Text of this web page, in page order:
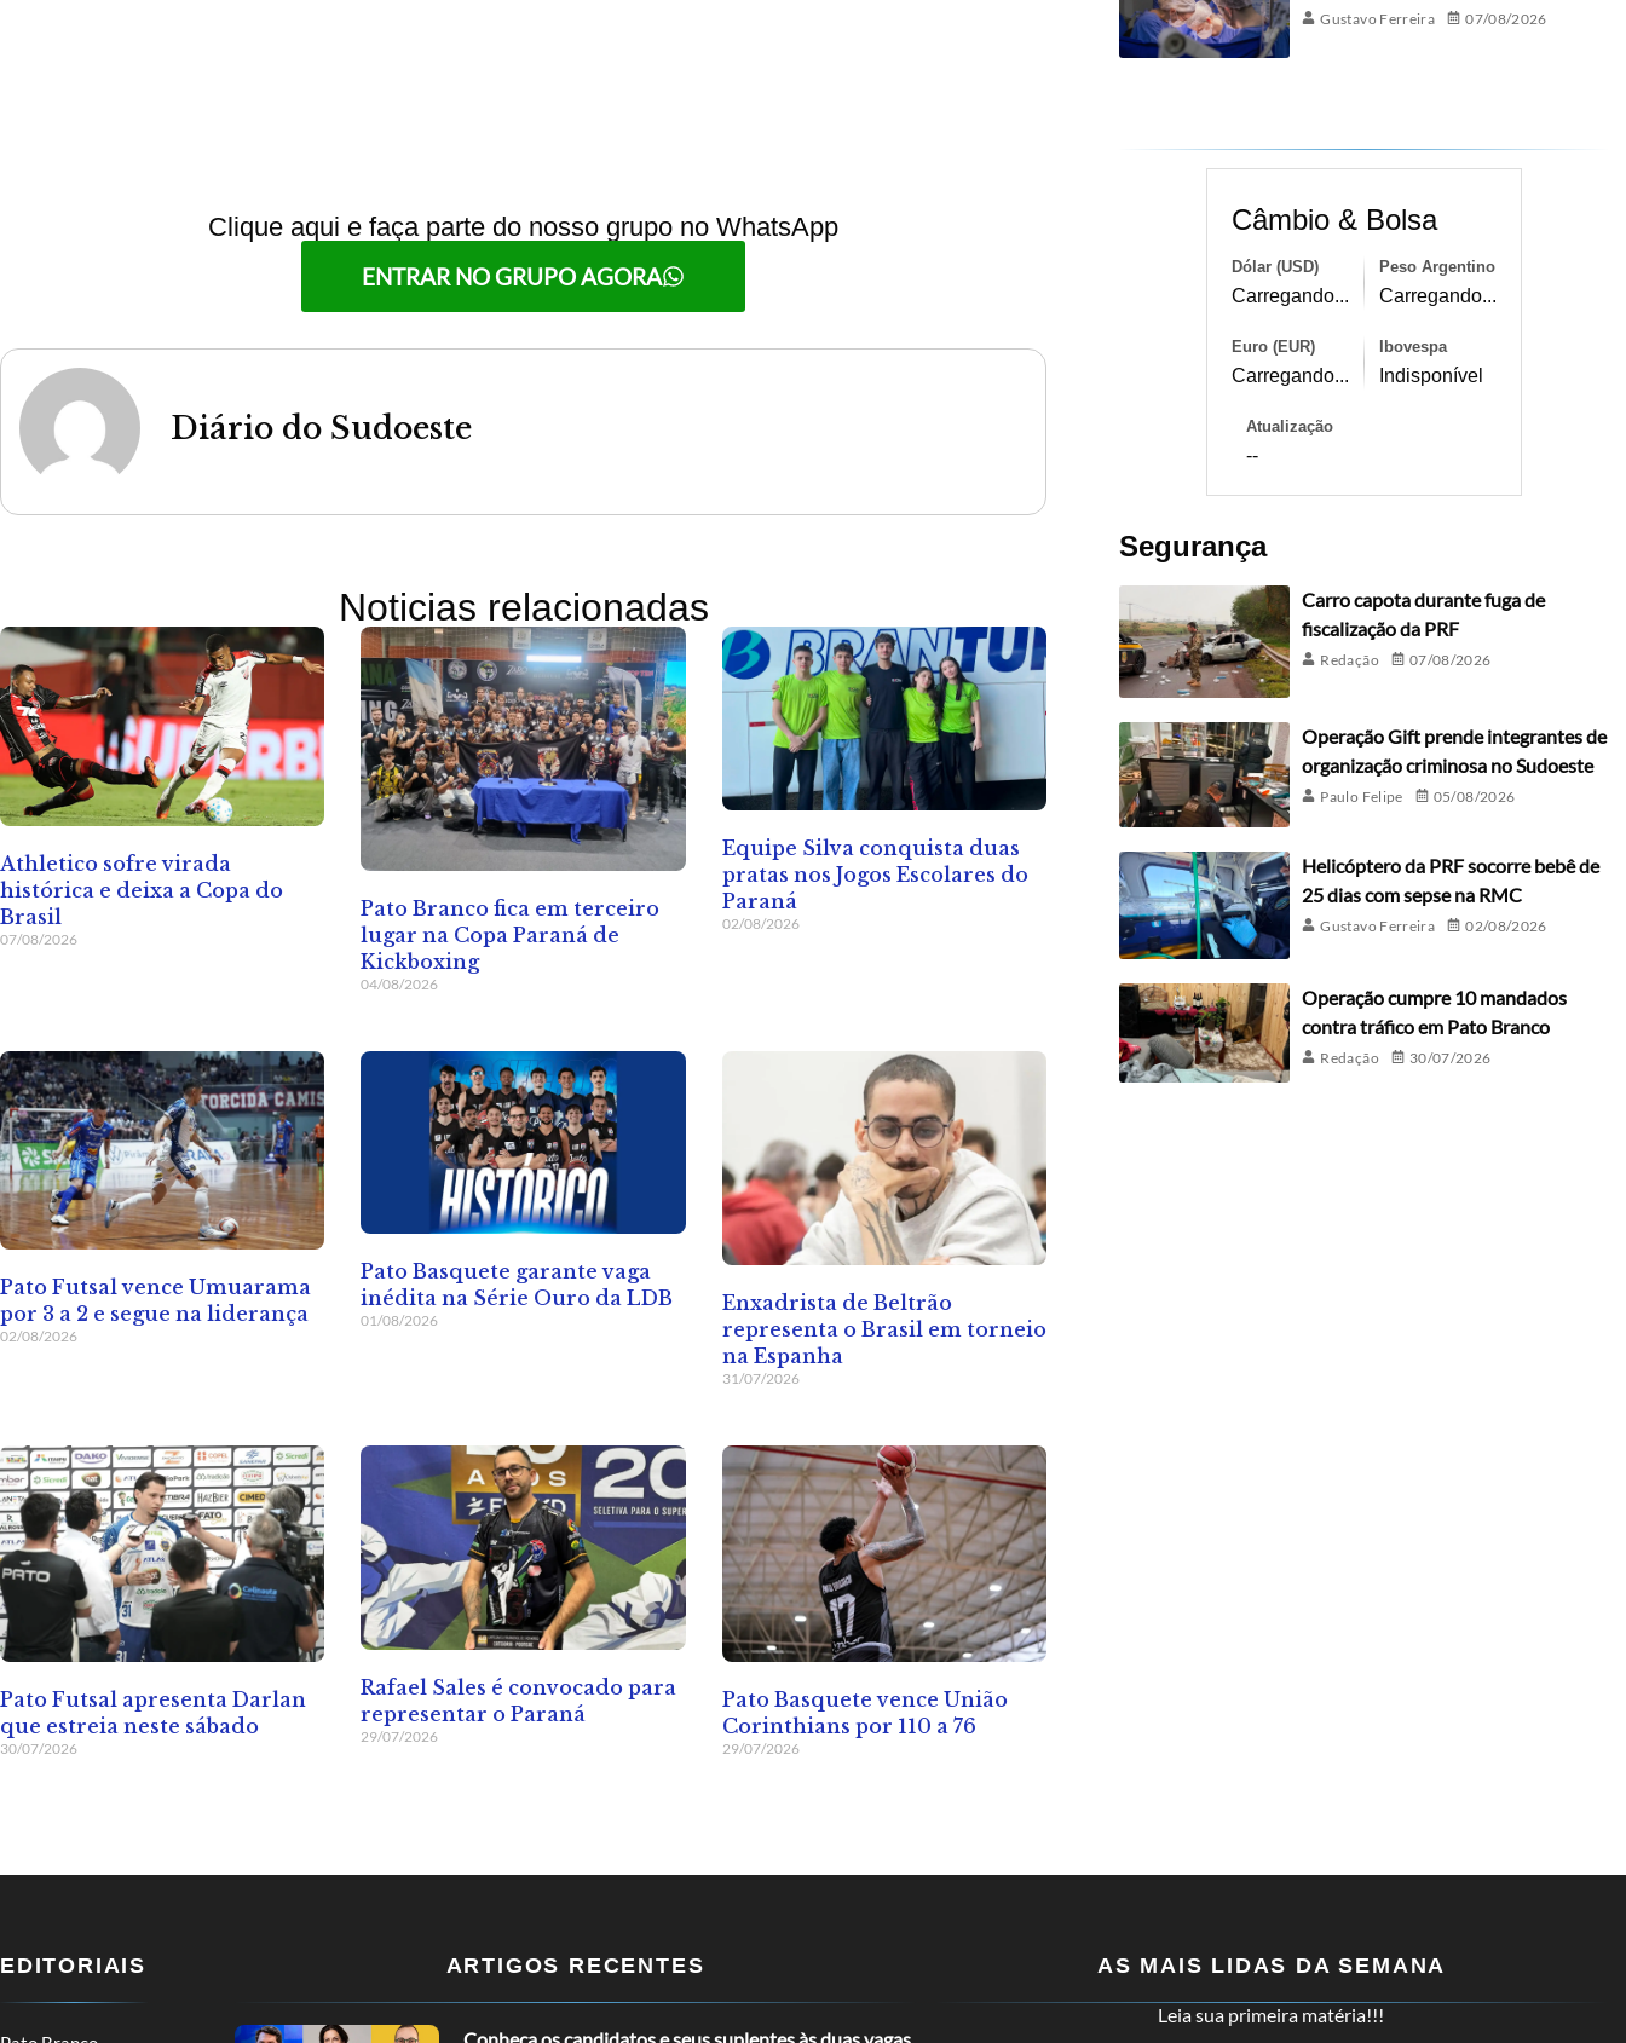
Clique aqui e faça parte do nosso grupo no WhatsApp
ENTRAR NO GRUPO AGORA
Diário do Sudoeste
Noticias relacionadas
Athletico sofre virada
histórica e deixa a Copa do
Brasil
07/08/2026
Pato Branco fica em terceiro
lugar na Copa Paraná de
Kickboxing
04/08/2026
Equipe Silva conquista duas
pratas nos Jogos Escolares do
Paraná
02/08/2026
Pato Futsal vence Umuarama
por 3 a 2 e segue na liderança
02/08/2026
Pato Basquete garante vaga
inédita na Série Ouro da LDB
01/08/2026
Enxadrista de Beltrão
representa o Brasil em torneio
na Espanha
31/07/2026
Pato Futsal apresenta Darlan
que estreia neste sábado
30/07/2026
Rafael Sales é convocado para
representar o Paraná
29/07/2026
Pato Basquete vence União
Corinthians por 110 a 76
29/07/2026
Gustavo Ferreira 07/08/2026
Câmbio & Bolsa
Dólar (USD)
Carregando...
Peso Argentino
Carregando...
Euro (EUR)
Carregando...
Ibovespa
Indisponível
Atualização
--
Segurança
Carro capota durante fuga de
fiscalização da PRF
Redação 07/08/2026
Operação Gift prende integrantes de
organização criminosa no Sudoeste
Paulo Felipe 05/08/2026
Helicóptero da PRF socorre bebê de
25 dias com sepse na RMC
Gustavo Ferreira 02/08/2026
Operação cumpre 10 mandados
contra tráfico em Pato Branco
Redação 30/07/2026
EDITORIAIS ARTIGOS RECENTES AS MAIS LIDAS DA SEMANA
Leia sua primeira matéria!!!